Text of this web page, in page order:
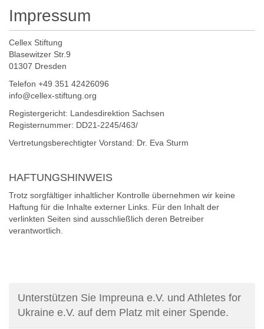
Impressum
Cellex Stiftung
Blasewitzer Str.9
01307 Dresden
Telefon +49 351 42426096
info@cellex-stiftung.org
Registergericht: Landesdirektion Sachsen
Registernummer: DD21-2245/463/
Vertretungsberechtigter Vorstand: Dr. Eva Sturm
HAFTUNGSHINWEIS
Trotz sorgfältiger inhaltlicher Kontrolle übernehmen wir keine
Haftung für die Inhalte externer Links. Für den Inhalt der
verlinkten Seiten sind ausschließlich deren Betreiber
verantwortlich.
Unterstützen Sie Impreuna e.V. und Athletes for
Ukraine e.V. auf dem Platz mit einer Spende.